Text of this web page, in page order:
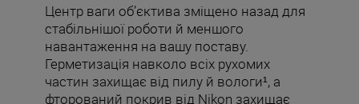
Центр ваги об’єктива зміщено назад для
стабільнішої роботи й меншого
навантаження на вашу поставу.
Герметизація навколо всіх рухомих
частин захищає від пилу й вологи¹, а
фторований покрив від Nikon захищає